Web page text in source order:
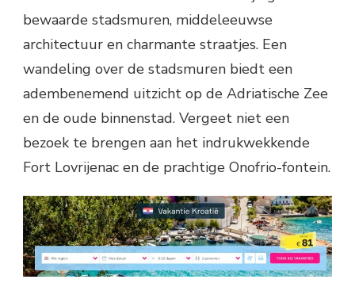
bewaarde stadsmuren, middeleeuwse
architectuur en charmante straatjes. Een
wandeling over de stadsmuren biedt een
adembenemend uitzicht op de Adriatische Zee
en de oude binnenstad. Vergeet niet een
bezoek te brengen aan het indrukwekkende
Fort Lovrijenac en de prachtige Onofrio-fontein.